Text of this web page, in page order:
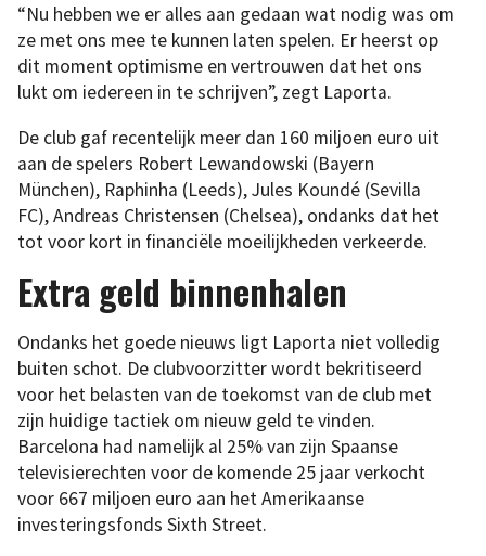
“Nu hebben we er alles aan gedaan wat nodig was om
ze met ons mee te kunnen laten spelen. Er heerst op
dit moment optimisme en vertrouwen dat het ons
lukt om iedereen in te schrijven”, zegt Laporta.
De club gaf recentelijk meer dan 160 miljoen euro uit
aan de spelers Robert Lewandowski (Bayern
München), Raphinha (Leeds), Jules Koundé (Sevilla
FC), Andreas Christensen (Chelsea), ondanks dat het
tot voor kort in financiële moeilijkheden verkeerde.
Extra geld binnenhalen
Ondanks het goede nieuws ligt Laporta niet volledig
buiten schot. De clubvoorzitter wordt bekritiseerd
voor het belasten van de toekomst van de club met
zijn huidige tactiek om nieuw geld te vinden.
Barcelona had namelijk al 25% van zijn Spaanse
televisierechten voor de komende 25 jaar verkocht
voor 667 miljoen euro aan het Amerikaanse
investeringsfonds Sixth Street.